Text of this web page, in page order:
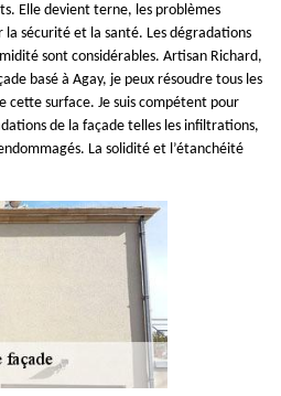
Elle devient terne, les problèmes
la sécurité et la santé. Les dégradations
sont considérables. Artisan Richard,
basé à Agay, je peux résoudre tous les
cette surface. Je suis compétent pour
de la façade telles les infiltrations,
La solidité et l’étanchéité